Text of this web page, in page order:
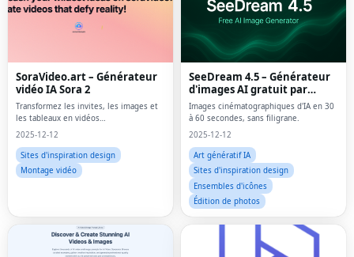
SoraVideo.art – Générateur
vidéo IA Sora 2
Transformez les invites, les images et
les tableaux en vidéos
cinématographiques Sora 2.
2025-12-12
Sites d'inspiration design
Montage vidéo
SeeDream 4.5 – Générateur
d'images AI gratuit par
ByteDance
Images cinématographiques d'IA en 30
à 60 secondes, sans filigrane.
2025-12-12
Art génératif IA
Sites d'inspiration design
Ensembles d'icônes
Édition de photos